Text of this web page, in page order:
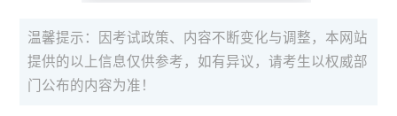
温馨提示：因考试政策、内容不断变化与调整，本网站
提供的以上信息仅供参考，如有异议，请考生以权威部
门公布的内容为准！